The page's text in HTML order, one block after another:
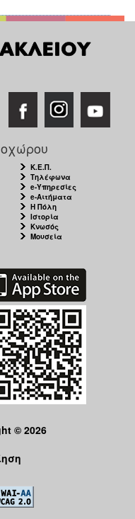
Κ.Ε.Π.
Τηλέφωνα
e-Υπηρεσίες
e-Αιτήματα
Η Πόλη
Ιστορία
Κνωσός
Μουσεία
© 2026